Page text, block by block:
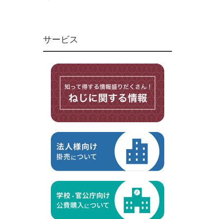
マイクロねじ
台形ねじ
その他ねじ
便利品
金具・金物
切削工具
研削研磨品
作業用品
ケミカル製品
サービス